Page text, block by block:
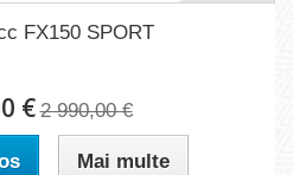
FX150 SPORT
€ 2 990,00 €
Mai multe